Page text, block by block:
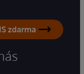
zdarma